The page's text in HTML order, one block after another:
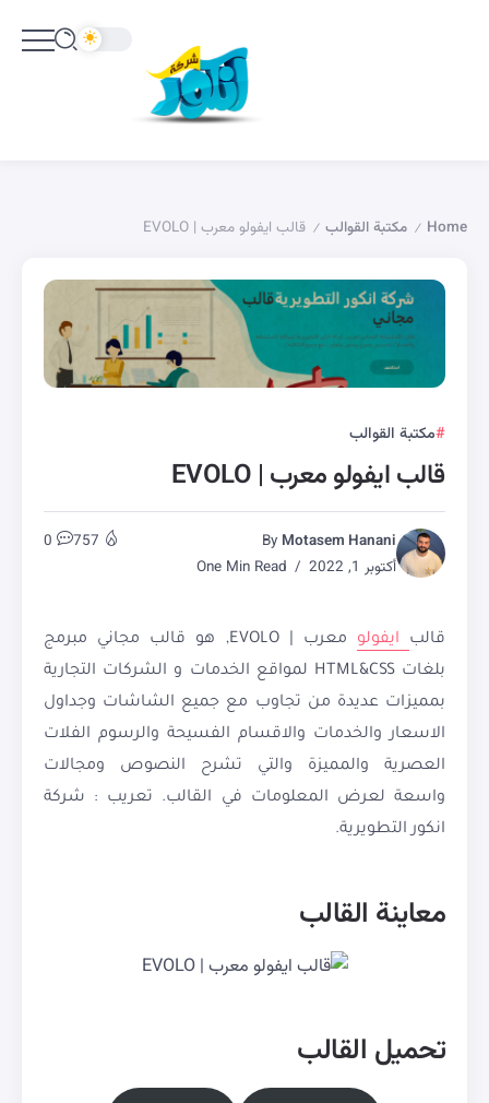
Home
/ مكتبة القوالب / قالب ايفولو معرب | EVOLO
مكتبة القوالب
قالب ايفولو معرب | EVOLO
By Motasem Hanani
أكتوبر 1, 2022
757
0
قالب ايفولو
معرب | EVOLO, هو قالب مجاني مبرمج
بلغات HTML&CSS لمواقع الخدمات و الشركات التجارية
بمميزات عديدة من تجاوب مع جميع الشاشات وجداول
الاسعار والخدمات والاقسام الفسيحة والرسوم الفلات
العصرية والمميزة والتي تشرح النصوص ومجالات
واسعة لعرض المعلومات في القالب. تعريب : شركة
انكور التطويرية.
معاينة القالب
تحميل القالب